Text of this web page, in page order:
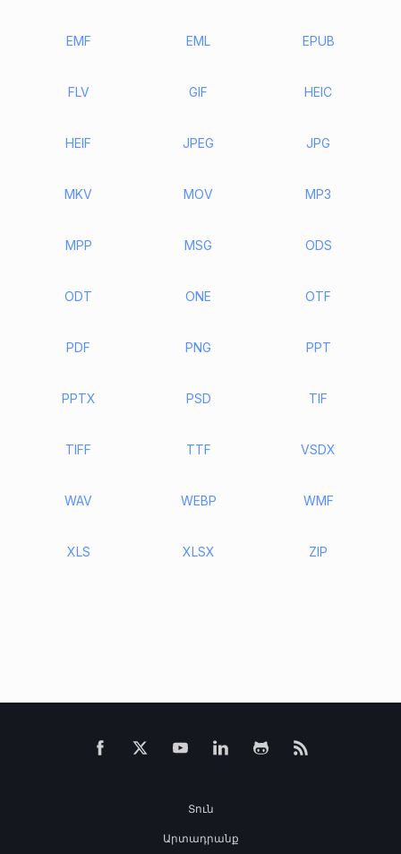
EMF EML EPUB
FLV GIF HEIC
HEIF JPEG JPG
MKV MOV MP3
MPP MSG ODS
ODT ONE OTF
PDF PNG PPT
PPTX PSD TIF
TIFF TTF VSDX
WAV WEBP WMF
XLS XLSX ZIP
Տուն
Արտադրանք